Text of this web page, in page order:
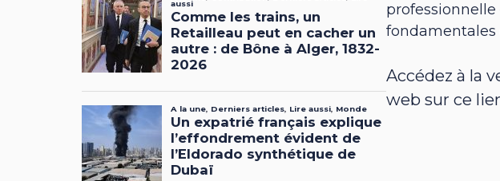
fondamentales
Accédez à la
web sur ce